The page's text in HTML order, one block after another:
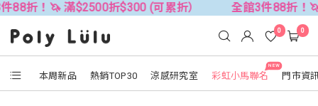
🦄 滿$2500折$300 (可累折） 全館3件88折！🦄 滿
本周新品 熱銷TOP30 涼感研究室
NEW
彩虹小馬聯名 門市資
0 0